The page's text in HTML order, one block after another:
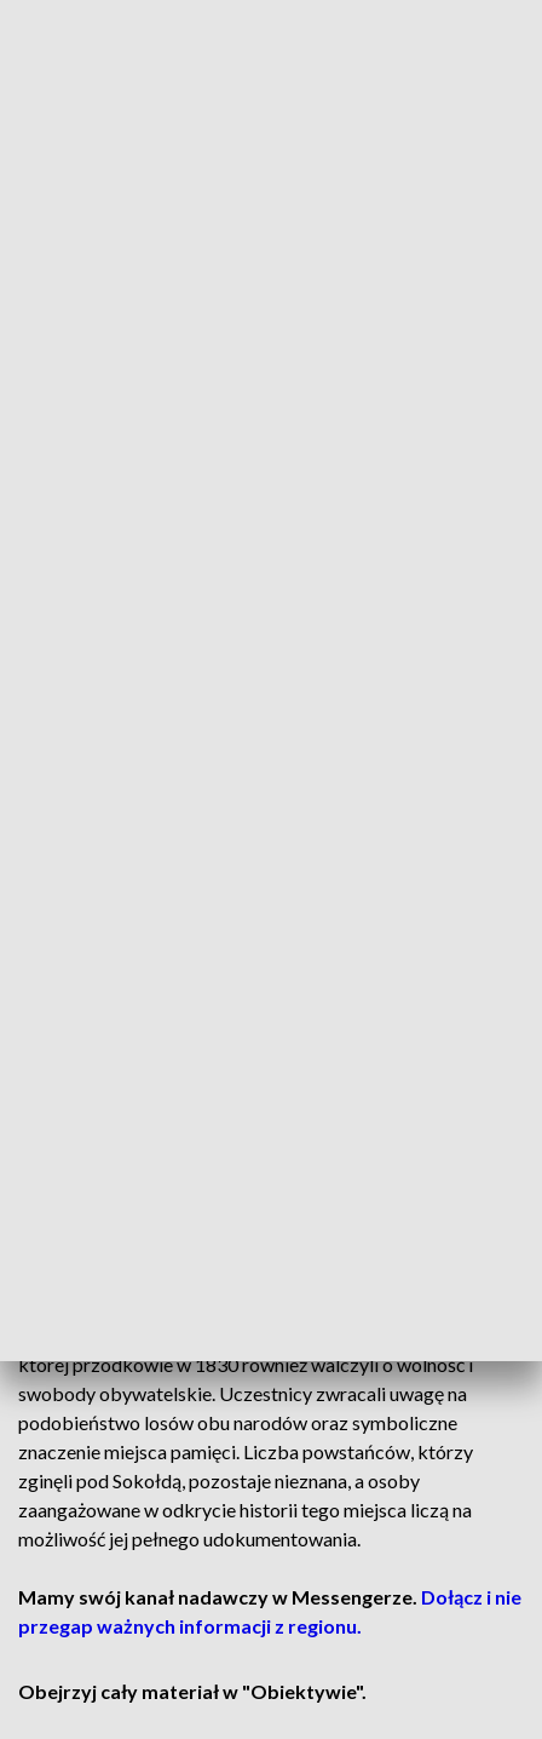
której przodkowie w 1830 również walczyli o wolność i
swobody obywatelskie. Uczestnicy zwracali uwagę na
podobieństwo losów obu narodów oraz symboliczne
znaczenie miejsca pamięci. Liczba powstańców, którzy
zginęli pod Sokołdą, pozostaje nieznana, a osoby
zaangażowane w odkrycie historii tego miejsca liczą na
możliwość jej pełnego udokumentowania.
Mamy swój kanał nadawczy w Messengerze. Dołącz i nie
przegap ważnych informacji z regionu.
Obejrzyj cały materiał w "Obiektywie".